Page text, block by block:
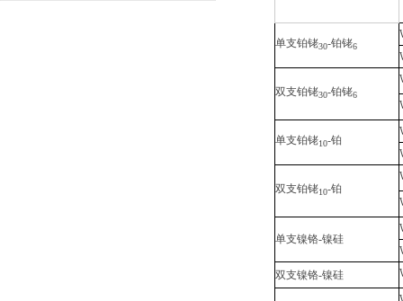
单支铂铑30-铂铑6
双支铂铑30-铂铑6
单支铂铑10-铂
双支铂铑10-铂
单支镍铬-镍硅
双支镍铬-镍硅